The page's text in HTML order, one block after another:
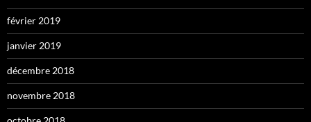
février 2019
janvier 2019
décembre 2018
novembre 2018